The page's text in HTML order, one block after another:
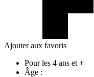
Ajouter aux favoris
Pour les 4 ans et +
Âge :